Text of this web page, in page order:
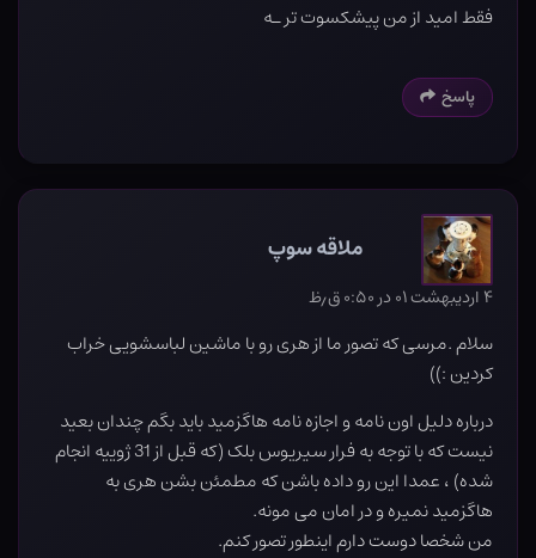
فقط امید از من پیشکسوت تر ـه
پاسخ
ملاقه سوپ
۴ اردیبهشت ۰۱ در ۰:۵۰ ق٫ظ
سلام .مرسی که تصور ما از هری رو با ماشین لباسشویی خراب
کردین :))
درباره دلیل اون نامه و اجازه نامه هاگزمید باید بگم چندان بعید
نیست که با توجه به فرار سیریوس بلک (که قبل از 31 ژوییه انجام
شده) ، عمدا این رو داده باشن که مطمئن بشن هری به
هاگزمید نمیره و در امان می مونه.
من شخصا دوست دارم اینطور تصور کنم.